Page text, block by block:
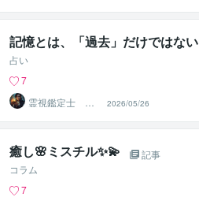
記憶とは、「過去」だけではない
占い
7
霊視鑑定士 昴
流（すばる）※ブ
ログ更新中
2026/05/26
癒し🌸ミスチル✨💫
記事
コラム
7